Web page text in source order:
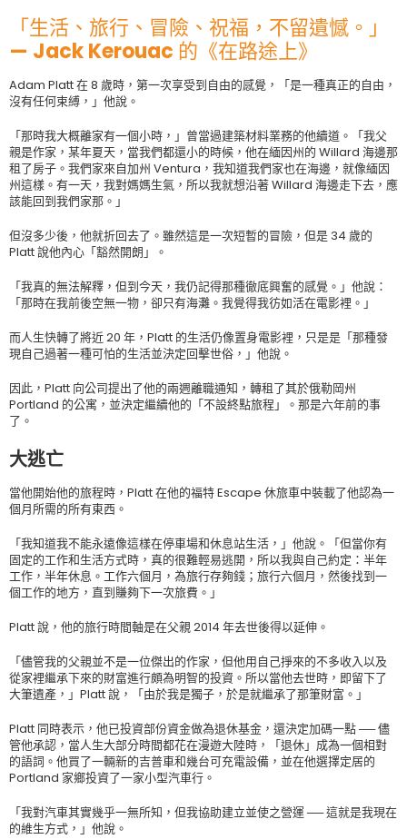
「生活、旅行、冒險、祝福，不留遺憾。」
— Jack Kerouac 的《在路途上》
Adam Platt 在 8 歲時，第一次享受到自由的感覺，「是一種真正的自由，
沒有任何束縛，」他說。
「那時我大概離家有一個小時，」曾當過建築材料業務的他續道。「我父
親是作家，某年夏天，當我們都還小的時候，他在緬因州的 Willard 海邊那
租了房子。我們家來自加州 Ventura，我知道我們家也在海邊，就像緬因
州這樣。有一天，我對媽媽生氣，所以我就想沿著 Willard 海邊走下去，應
該能回到我們家那。」
但沒多少後，他就折回去了。雖然這是一次短暫的冒險，但是 34 歲的
Platt 說他內心「豁然開朗」。
「我真的無法解釋，但到今天，我仍記得那種徹底興奮的感覺。」他說：
「那時在我前後空無一物，卻只有海灘。我覺得我彷如活在電影裡。」
而人生快轉了將近 20 年，Platt 的生活仍像置身電影裡，只是是「那種發
現自己過著一種可怕的生活並決定回擊世俗，」他說。
因此，Platt 向公司提出了他的兩週離職通知，轉租了其於俄勒岡州
Portland 的公寓，並決定繼續他的「不設終點旅程」。那是六年前的事
了。
大逃亡
當他開始他的旅程時，Platt 在他的福特 Escape 休旅車中裝載了他認為一
個月所需的所有東西。
「我知道我不能永遠像這樣在停車場和休息站生活，」他說。「但當你有
固定的工作和生活方式時，真的很難輕易逃開，所以我與自己約定：半年
工作，半年休息。工作六個月，為旅行存夠錢；旅行六個月，然後找到一
個工作的地方，直到賺夠下一次旅費。」
Platt 說，他的旅行時間軸是在父親 2014 年去世後得以延伸。
「儘管我的父親並不是一位傑出的作家，但他用自己掙來的不多收入以及
從家裡繼承下來的財富進行頗為明智的投資。所以當他去世時，即留下了
大筆遺產，」Platt 說，「由於我是獨子，於是就繼承了那筆財富。」
Platt 同時表示，他已投資部份資金做為退休基金，還決定加碼一點 ── 儘
管他承認，當人生大部分時間都花在漫遊大陸時，「退休」成為一個相對
的語詞。他買了一輛新的吉普車和幾台可充電設備，並在他選擇定居的
Portland 家鄉投資了一家小型汽車行。
「我對汽車其實幾乎一無所知，但我協助建立並使之營運 ── 這就是我現在
的維生方式，」他說。